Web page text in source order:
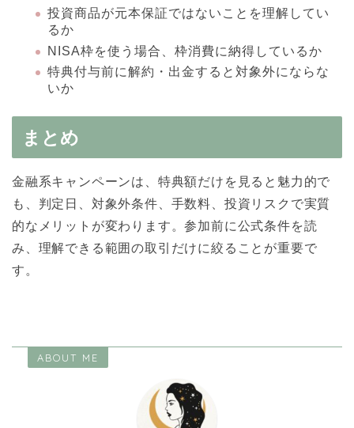
投資商品が元本保証ではないことを理解してい
るか
NISA枠を使う場合、枠消費に納得しているか
特典付与前に解約・出金すると対象外にならな
いか
まとめ
金融系キャンペーンは、特典額だけを見ると魅力的で
も、判定日、対象外条件、手数料、投資リスクで実質
的なメリットが変わります。参加前に公式条件を読
み、理解できる範囲の取引だけに絞ることが重要で
す。
ABOUT ME